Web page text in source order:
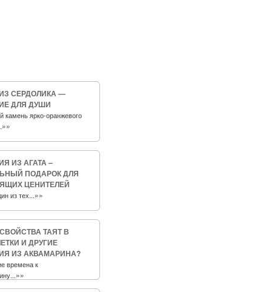
СЕРДОЛИКА —
ДЛЯ ДУШИ
камень ярко-оранжевого
»»
ИЗ АГАТА –
ПОДАРОК ДЛЯ
ЦЕНИТЕЛЕЙ
из тех...»»
ТАЯТ В
И ДРУГИЕ
ИЗ АКВАМАРИНА?
времена к
»»